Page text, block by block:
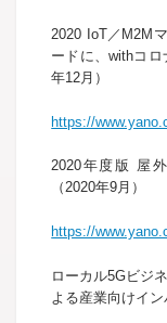
2020 IoT／M2M
ードに、withコ
年12月）
https://
2020年度版 屋
（2020年9月）
https://
ローカル5Gビジ
よる産業向けイン